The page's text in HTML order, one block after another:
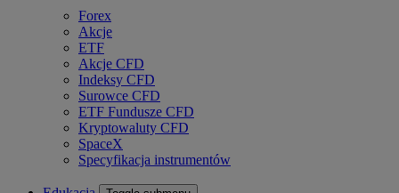
Forex
Akcje
ETF
Akcje CFD
Indeksy CFD
Surowce CFD
ETF Fundusze CFD
Kryptowaluty CFD
SpaceX
Specyfikacja instrumentów